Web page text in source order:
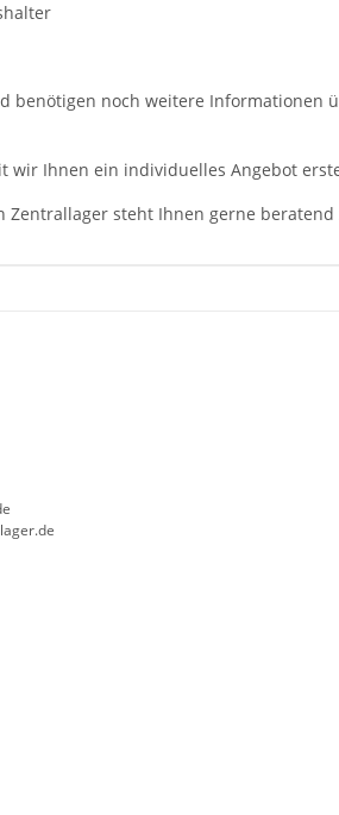
benötigen noch weitere
wir Ihnen ein individuelles Angebot
Zentrallager steht Ihnen gerne beratend